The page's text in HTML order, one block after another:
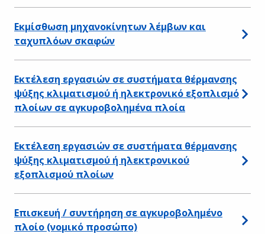
Εκμίσθωση μηχανοκίνητων λέμβων και
ταχυπλόων σκαφών
Εκτέλεση εργασιών σε συστήματα θέρμανσης
ψύξης κλιματισμού ή ηλεκτρονικό εξοπλισμό
πλοίων σε αγκυροβολημένα πλοία
Εκτέλεση εργασιών σε συστήματα θέρμανσης
ψύξης κλιματισμού ή ηλεκτρονικού
εξοπλισμού πλοίων
Επισκευή / συντήρηση σε αγκυροβολημένο
πλοίο (νομικό προσώπο)